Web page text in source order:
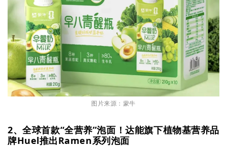
图片来源：蒙牛
2、全球首款“全营养”泡面！达能旗下植物基营养品
牌Huel推出Ramen系列泡面